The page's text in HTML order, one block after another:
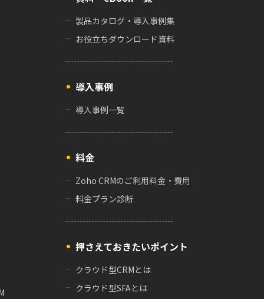
製品カタログ・導入事例集
お役立ちダウンロード資料
導入事例
導入事例一覧
料金
Zoho CRMのご利用料金・費用
料金プラン診断
押さえておきたいポイント
クラウド型CRMとは
クラウド型SFAとは